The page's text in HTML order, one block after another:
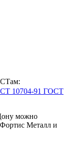
10704-91 ГОСТ
можно
Металл и